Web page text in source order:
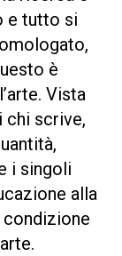
e tutto si
è
Vista
chi scrive,
i singoli
alla
condizione